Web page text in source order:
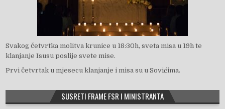
Svakog četvrtka molitva krunice u 18:30h, sveta misa u 19h te
klanjanje Isusu poslije svete mise.
Prvi četvrtak u mjesecu klanjanje i misa su u Sovićima.
SUSRETI FRAME FSR I MINISTRANTA